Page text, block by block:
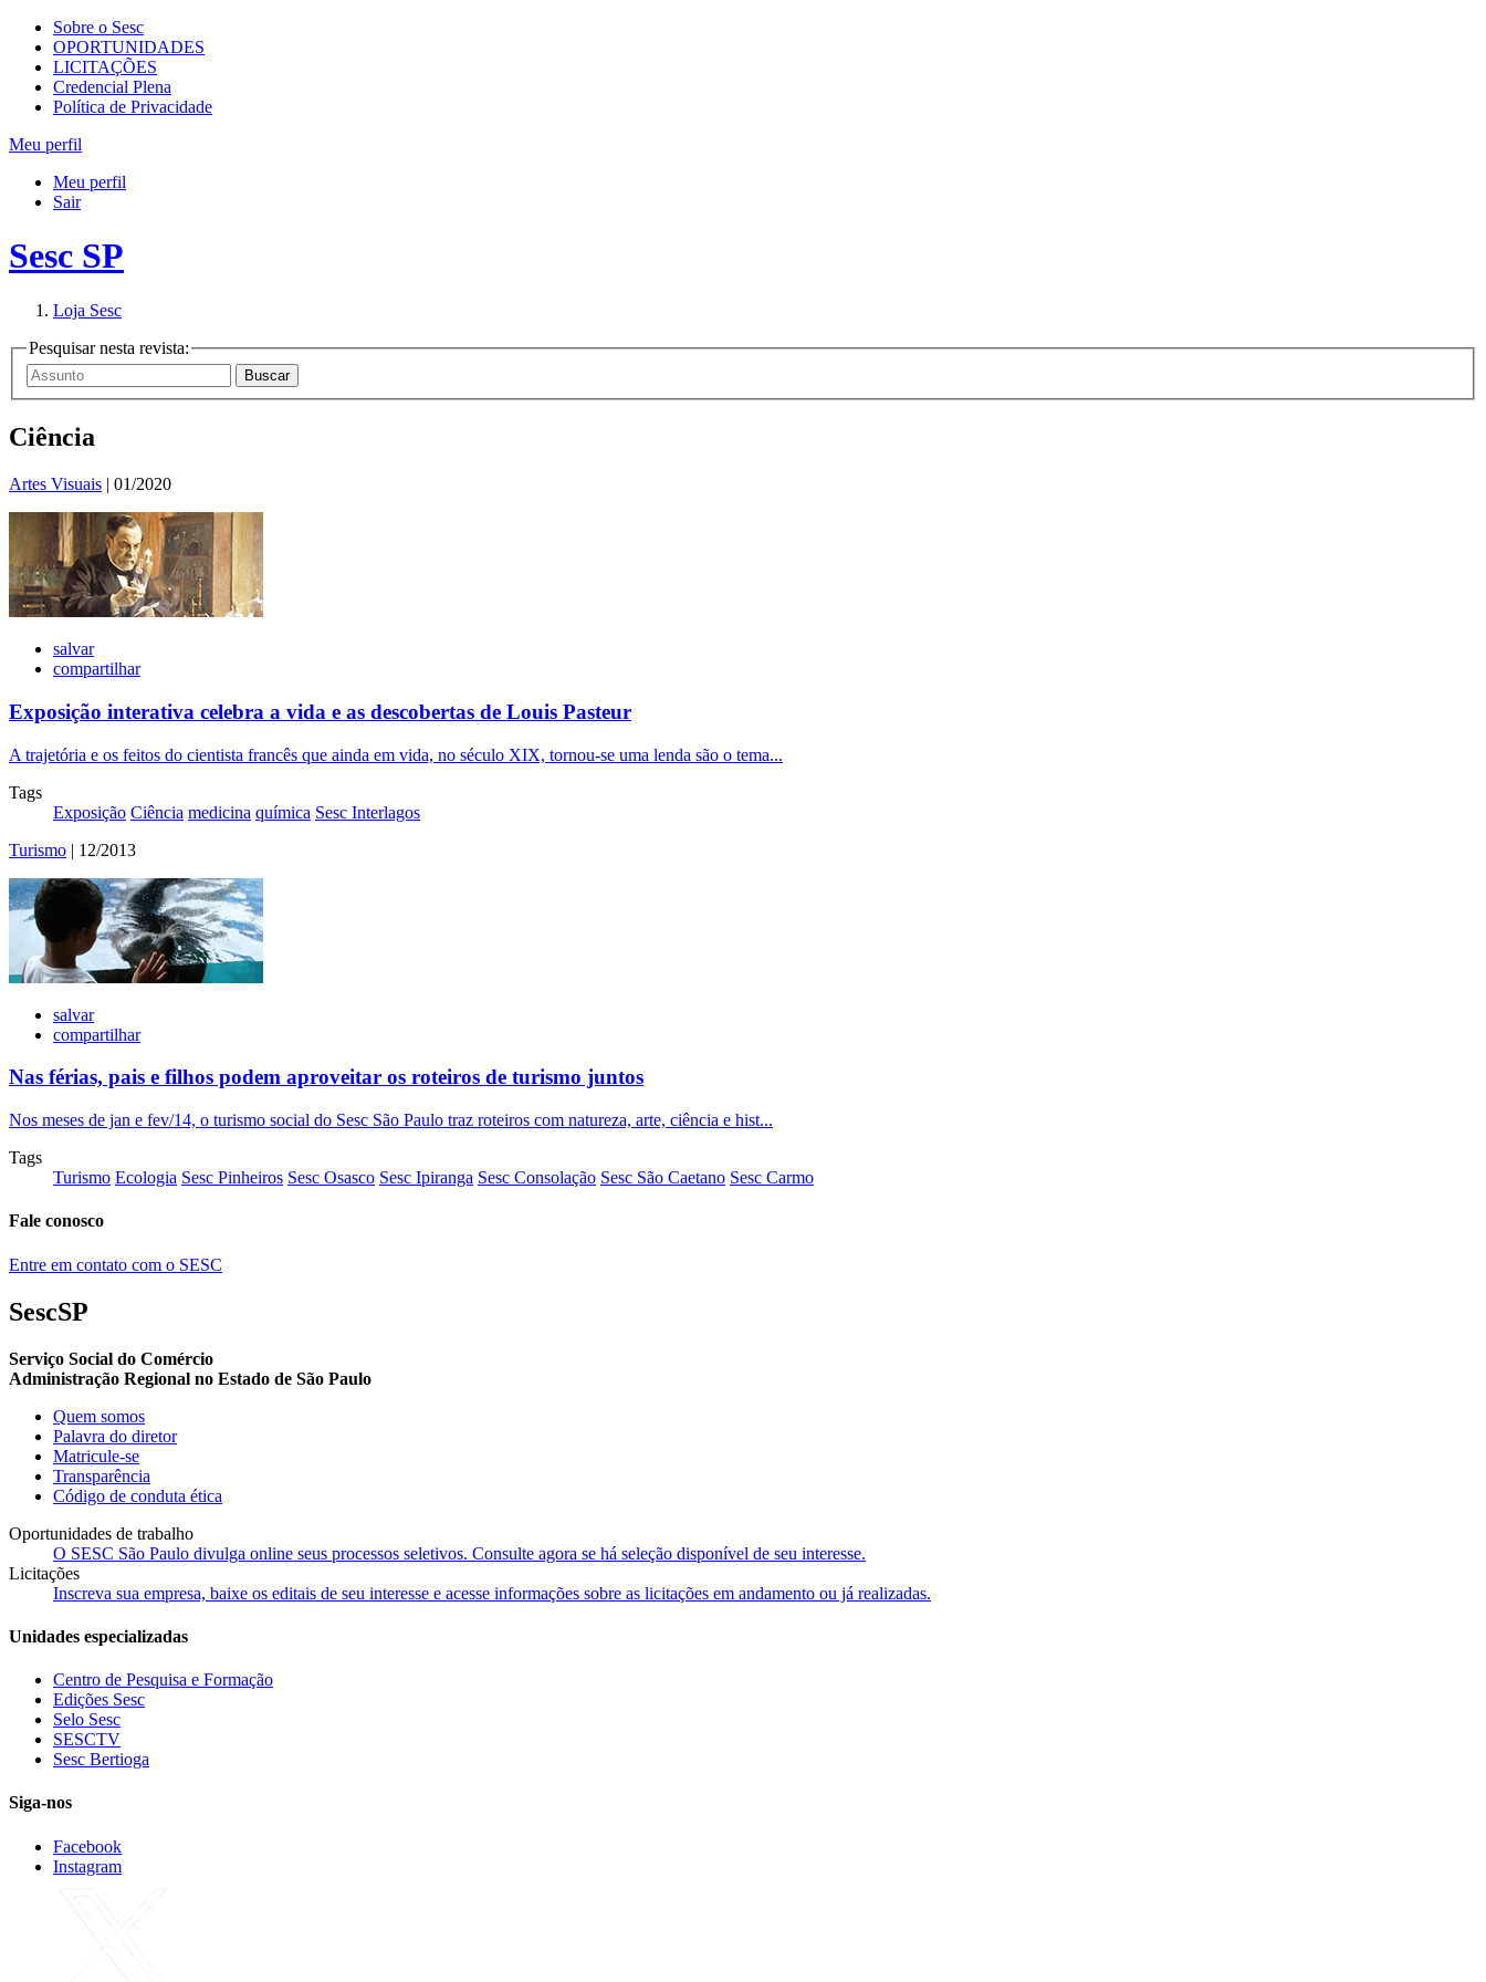
Sobre o Sesc
OPORTUNIDADES
LICITAÇÕES
Credencial Plena
Política de Privacidade
Meu perfil
Meu perfil
Sair
Sesc SP
Loja Sesc
Pesquisar nesta revista:
Ciência
Artes Visuais | 01/2020
salvar
compartilhar
Exposição interativa celebra a vida e as descobertas de Louis Pasteur
A trajetória e os feitos do cientista francês que ainda em vida, no século XIX, tornou-se uma lenda são o tema...
Tags
Exposição Ciência medicina química Sesc Interlagos
Turismo | 12/2013
salvar
compartilhar
Nas férias, pais e filhos podem aproveitar os roteiros de turismo juntos
Nos meses de jan e fev/14, o turismo social do Sesc São Paulo traz roteiros com natureza, arte, ciência e hist...
Tags
Turismo Ecologia Sesc Pinheiros Sesc Osasco Sesc Ipiranga Sesc Consolação Sesc São Caetano Sesc Carmo
Fale conosco
Entre em contato com o SESC
SescSP
Serviço Social do Comércio
Administração Regional no Estado de São Paulo
Quem somos
Palavra do diretor
Matricule-se
Transparência
Código de conduta ética
Oportunidades de trabalho
O SESC São Paulo divulga online seus processos seletivos. Consulte agora se há seleção disponível de seu interesse.
Licitações
Inscreva sua empresa, baixe os editais de seu interesse e acesse informações sobre as licitações em andamento ou já realizadas.
Unidades especializadas
Centro de Pesquisa e Formação
Edições Sesc
Selo Sesc
SESCTV
Sesc Bertioga
Siga-nos
Facebook
Instagram